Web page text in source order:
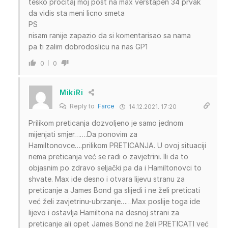
da vidis sta meni licno smeta
PS
nisam ranije zapazio da si komentarisao sa nama
pa ti zalim dobrodoslicu na nas GP1
0 0
MikiRi
Reply to Farce 14.12.2021. 17:20
Prilikom preticanja dozvoljeno je samo jednom
mijenjati smjer…….Da ponovim za
Hamiltonovce….prilikom PRETICANJA. U ovoj situaciji
nema preticanja već se radi o zavjetrini. Ili da to
objasnim po zdravo seljački pa da i Hamiltonovci to
shvate. Max ide desno i otvara lijevu stranu za
preticanje a James Bond ga slijedi i ne želi preticati
već želi zavjetrinu-ubrzanje……Max poslije toga ide
lijevo i ostavlja Hamiltona na desnoj strani za
preticanje ali opet James Bond ne želi PRETICATI već